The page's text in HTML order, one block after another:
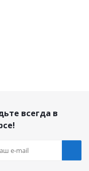
всегда в